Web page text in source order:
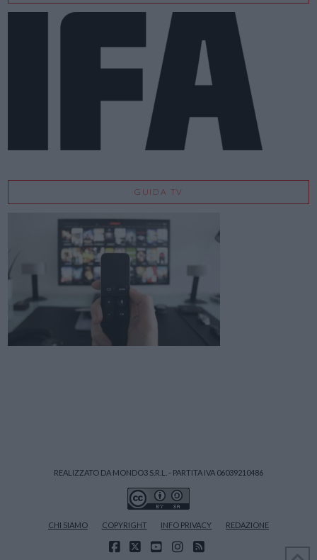
GUIDA TV
REALIZZATO DA MONDO3 S.R.L. - PARTITA IVA 06039210486
CHI SIAMO COPYRIGHT INFO PRIVACY REDAZIONE